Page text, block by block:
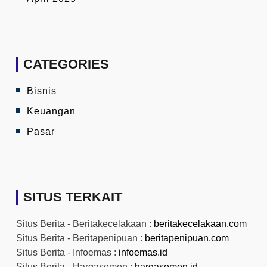
CATEGORIES
Bisnis
Keuangan
Pasar
SITUS TERKAIT
Situs Berita - Beritakecelakaan : beritakecelakaan.com
Situs Berita - Beritapenipuan : beritapenipuan.com
Situs Berita - Infoemas : infoemas.id